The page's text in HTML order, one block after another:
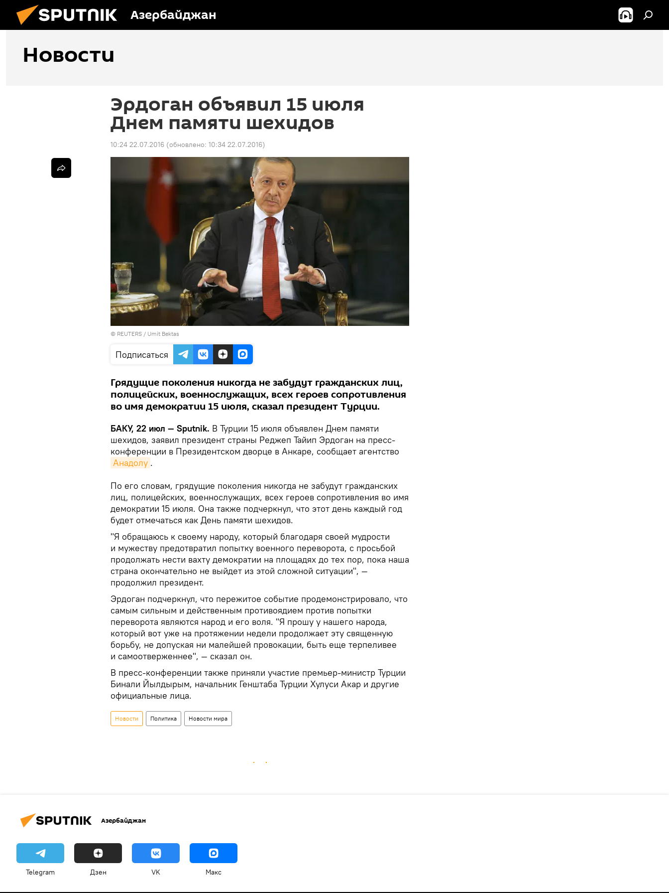
Азербайджан
Новости
Эрдоган объявил 15 июля
Днем памяти шехидов
10:24 22.07.2016 (обновлено: 10:34 22.07.2016)
© REUTERS / Umit Bektas
Подписаться
Грядущие поколения никогда не забудут гражданских лиц,
полицейских, военнослужащих, всех героев сопротивления
во имя демократии 15 июля, сказал президент Турции.
БАКУ, 22 июл — Sputnik. В Турции 15 июля объявлен Днем памяти
шехидов, заявил президент страны Реджеп Тайип Эрдоган на пресс-
конференции в Президентском дворце в Анкаре, сообщает агентство
Анадолу .
По его словам, грядущие поколения никогда не забудут гражданских
лиц, полицейских, военнослужащих, всех героев сопротивления во имя
демократии 15 июля. Она также подчеркнул, что этот день каждый год
будет отмечаться как День памяти шехидов.
"Я обращаюсь к своему народу, который благодаря своей мудрости
и мужеству предотвратил попытку военного переворота, с просьбой
продолжать нести вахту демократии на площадях до тех пор, пока наша
страна окончательно не выйдет из этой сложной ситуации", —
продолжил президент.
Эрдоган подчеркнул, что пережитое событие продемонстрировало, что
самым сильным и действенным противоядием против попытки
переворота являются народ и его воля. "Я прошу у нашего народа,
который вот уже на протяжении недели продолжает эту священную
борьбу, не допуская ни малейшей провокации, быть еще терпеливее
и самоотверженнее", — сказал он.
В пресс-конференции также приняли участие премьер-министр Турции
Бинали Йылдырым, начальник Генштаба Турции Хулуси Акар и другие
официальные лица.
Новости Политика Новости мира
Азербайджан
Telegram Дзен VK Макс